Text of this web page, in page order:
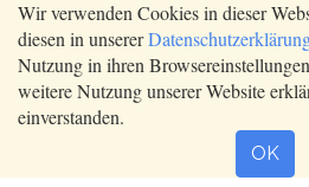
Wir verwenden Cookies in dieser
diesen in unserer
Nutzung in ihren
weitere Nutzung unserer Website
einverstanden.
OK